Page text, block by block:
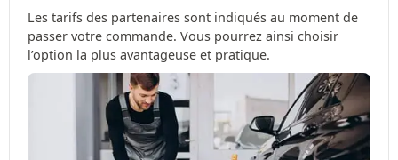
Les tarifs des partenaires sont indiqués au moment de
passer votre commande. Vous pourrez ainsi choisir
l’option la plus avantageuse et pratique.